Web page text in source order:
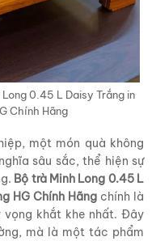
0.45 L Daisy Trắng in
Chính Hãng
một món quà không
sâu sắc, thể hiện sự
Bộ trà Minh Long 0.45 L
HG Chính Hãng chính là
khắt khe nhất. Đây
mà là một tác phẩm